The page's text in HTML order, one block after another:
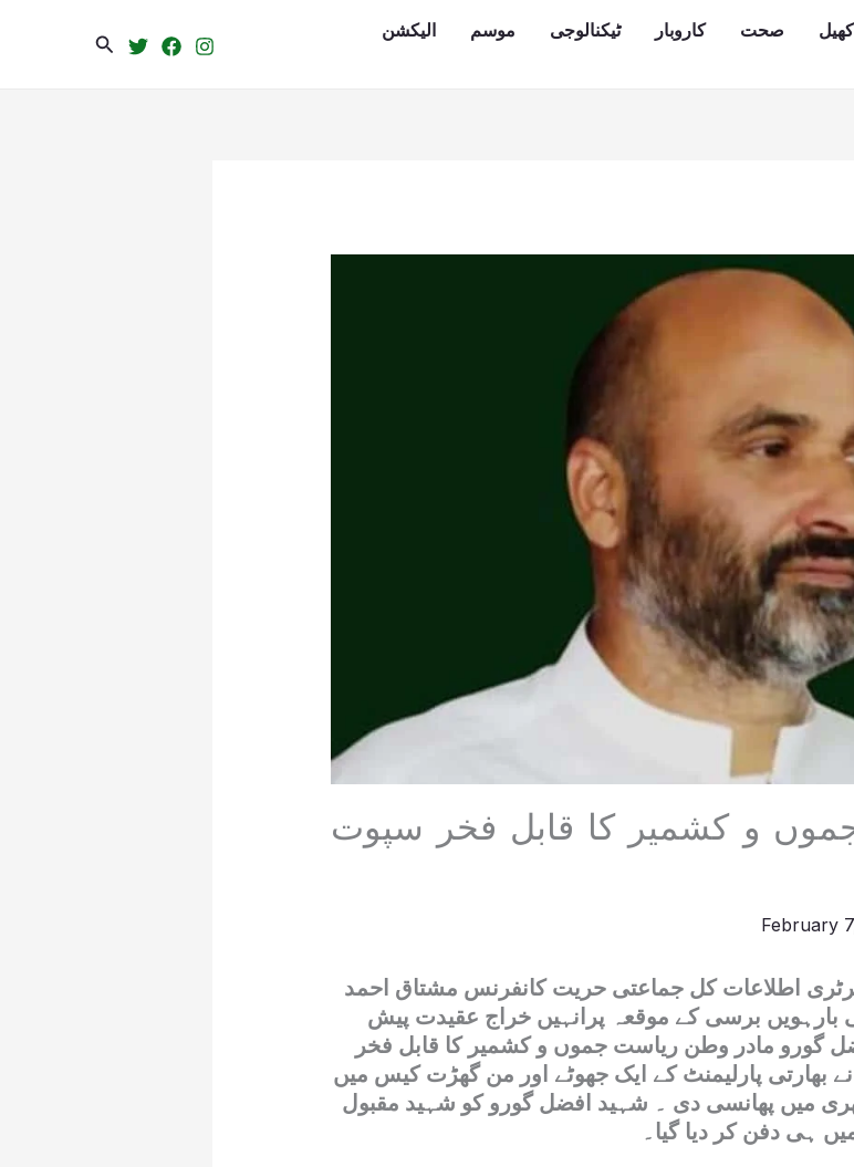
کھیل صحت کاروبار ٹیکنالوجی موسم
الیکشن
Search
و کشمیر کا قابل فخر سپوت
February
اطلاعات کل جماعتی حریت کانفرنس مشتاق احمد
برسی کے موقعہ پرانہیں خراج عقیدت پیش
گورو مادر وطن ریاست جموں و کشمیر کا قابل فخر
بھارتی پارلیمنٹ کے ایک جھوٹے اور من گھڑت کیس میں
میں پھانسی دی ۔ شہید افضل گورو کو شہید مقبول
ہی دفن کر دیا گیا۔